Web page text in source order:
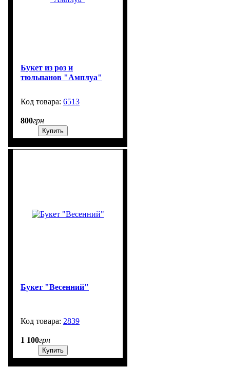
Букет из роз и
тюльпанов "Амплуа"
6513
800грн
Купить
Букет "Весенний"
2839
1 100грн
Купить